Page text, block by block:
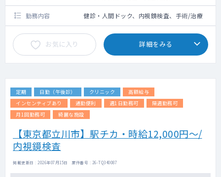
勤務内容 健診・人間ドック、内視鏡検査、手術/治療
お気に入り 詳細をみる
定期 日勤（午後診） クリニック
高額給与
インセンティブあり
通勤便利 週1日勤務可
隔週勤務可
月1回勤務可
綺麗な施設
【東京都立川市】駅チカ・時給12,000円～/
内視鏡検査
掲載更新日 : 2026年07月15日 案件番号 : 26-TQ340087